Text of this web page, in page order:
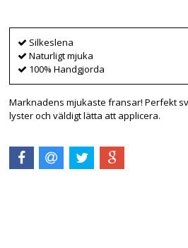
Silkeslena
Naturligt mjuka
100% Handgjorda
Marknadens mjukaste fransar! Perfekt
lyster och väldigt lätta att applicera.